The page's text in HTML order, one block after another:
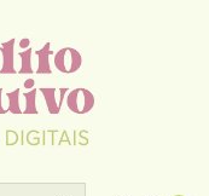
acima de R$30,00!
professores
Pastas